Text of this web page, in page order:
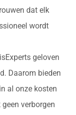
dat elk
wordt
geloven
Daarom bieden
al onze kosten
verborgen